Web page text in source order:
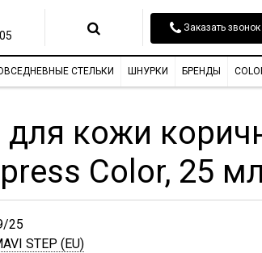
Заказать звонок
СТЕЛЬКИ ШНУРКИ БРЕНДЫ
для кожи
Color, 25 мл
25
STEP (EU)